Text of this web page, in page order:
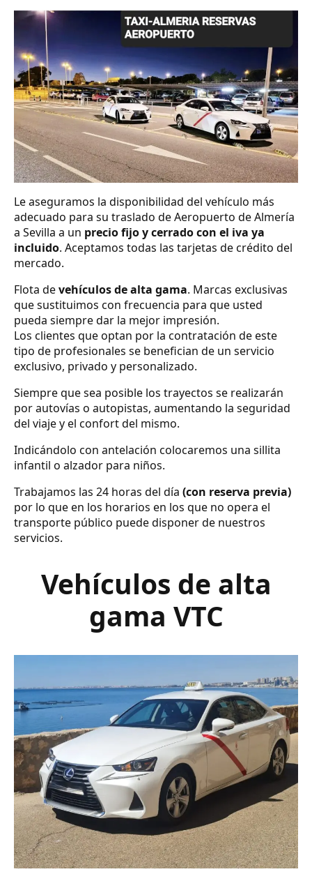
Le aseguramos la disponibilidad del vehículo más
adecuado para su traslado de Aeropuerto de Almería
a Sevilla a un precio fijo y cerrado con el iva ya
incluido. Aceptamos todas las tarjetas de crédito del
mercado.
Flota devehículos de alta gama. Marcas exclusivas
que sustituimos con frecuencia para que usted
pueda siempre dar la mejor impresión.
Los clientes que optan por la contratación de este
tipo de profesionales se benefician de un servicio
exclusivo, privado y personalizado.
Siempre que sea posible los trayectos se realizarán
por autovías o autopistas, aumentando la seguridad
del viaje y el confort del mismo.
Indicándolo con antelación colocaremos una sillita
infantil o alzador para niños.
Trabajamos las 24 horas del día (con reserva previa)
por lo que en los horarios en los que no opera el
transporte público puede disponer de nuestros
servicios.
Vehículos de alta
gama VTC